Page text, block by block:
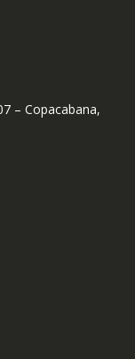
– Copacabana,